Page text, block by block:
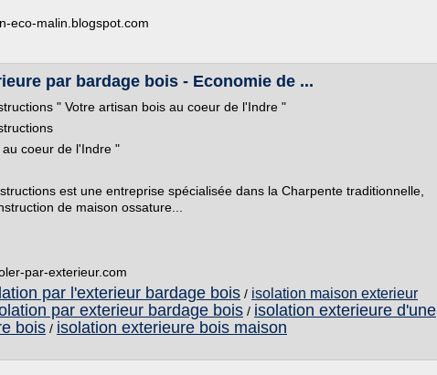
eco-malin.blogspot.com
par bardage bois - Economie de ...
" Votre artisan bois au coeur de l'Indre "
coeur de l'Indre "
est une entreprise spécialisée dans la Charpente traditionnelle,
de maison ossature...
par-exterieur.com
par l'exterieur bardage bois / isolation maison exterieur
par exterieur bardage bois / isolation exterieure d'une
bois / isolation exterieure bois maison